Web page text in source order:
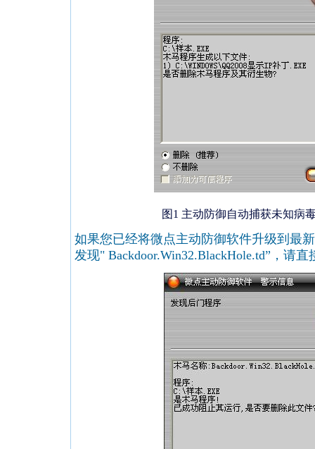
图1 主动防御自动捕获未知病
如果您已经将微点主动防御软件升级到最
发现" Backdoor.Win32.BlackHole.td”，请